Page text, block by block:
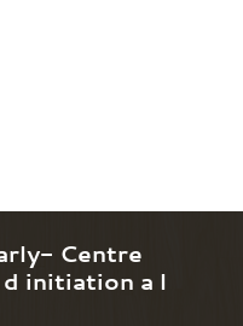
Centre
initiation a l